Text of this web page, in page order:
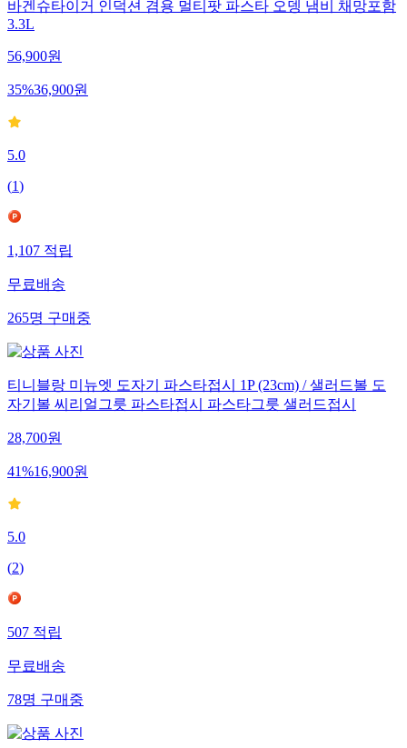
바겐슈타이거 인덕션 겸용 멀티팟 파스타 오뎅 냄비 채망포함
3.3L
56,900원
35%36,900원
5.0
(1)
1,107적립
무료배송
265명구매중
티니블랑 미뉴엣 도자기 파스타접시 1P (23cm) / 샐러드볼 도
자기볼 씨리얼그릇 파스타접시 파스타그릇 샐러드접시
28,700원
41%16,900원
5.0
(2)
507적립
무료배송
78명구매중